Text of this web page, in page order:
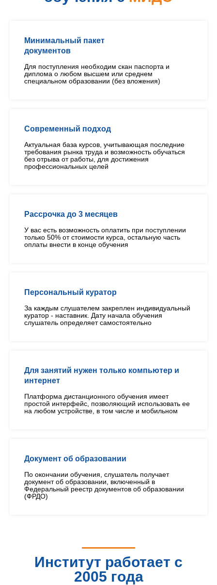
Минимальный пакет
документов
Для поступления необходим скан паспорта и
диплома о любом высшем или среднем
специальном образовании (без вложения)
Современный подход
Актуальная база курсов, учитывающая последние
требования рынка труда и возможность обучаться
без отрыва от работы, для достижения
профессиональных целей
Рассрочка до 3 месяцев
У вас есть возможность оплатить при поступлении
только 50% от стоимости курса, остальную часть
оплаты внести в конце обучения
Персональный куратор
За каждым слушателем закреплен индивидуальный
куратор - наставник. Дату начала обучения
слушатель определяет самостоятельно
Для занятий нужен только компьютер и
интернет
Платформа дистанционного обучения имеет
простой интерфейс, позволяющий использовать ее
на любом устройстве, в том числе и мобильном
Документ об образовании
По окончании обучения, слушатель получает
документ об образовании, включенный в
Федеральный реестр документов об образовании
(ФРДО)
Институт работает с
2005 года